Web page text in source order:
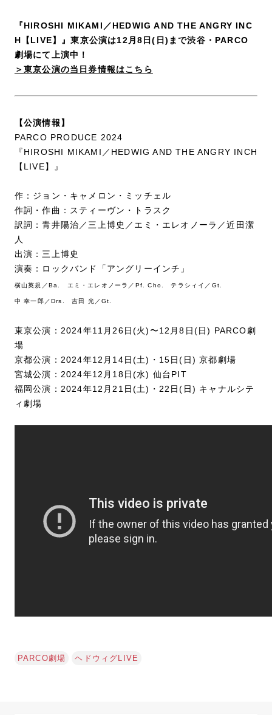
『HIROSHI MIKAMI／HEDWIG AND THE ANGRY INC
H【LIVE】』東京公演は12月8日(日)まで渋谷・PARCO
劇場にて上演中！
＞東京公演の当日券情報はこちら
【公演情報】
PARCO PRODUCE 2024
『HIROSHI MIKAMI／HEDWIG AND THE ANGRY INCH
【LIVE】』
作：ジョン・キャメロン・ミッチェル
作詞・作曲：スティーヴン・トラスク
訳詞：青井陽治／三上博史／エミ・エレオノーラ／近田潔
人
出演：三上博史
演奏：ロックバンド「アングリーインチ」
横山英規／Ba. エミ・エレオノーラ／Pf. Cho. テラシィイ／Gt.
中 幸一郎／Drs. 吉田 光／Gt.
東京公演：2024年11月26日(火)〜12月8日(日) PARCO劇
場
京都公演：2024年12月14日(土)・15日(日) 京都劇場
宮城公演：2024年12月18日(水) 仙台PIT
福岡公演：2024年12月21日(土)・22日(日) キャナルシテ
ィ劇場
PARCO劇場 ヘドウィグLIVE